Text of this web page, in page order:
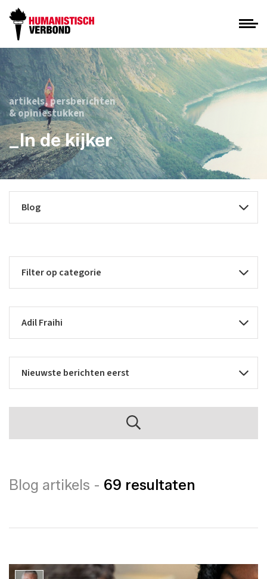
artikels, persberichten
& opiniestukken
_In de kijker
Blog artikels - 69 resultaten